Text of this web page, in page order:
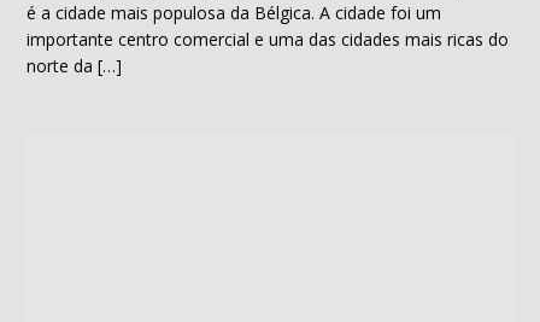
é a cidade mais populosa da Bélgica. A cidade foi um
importante centro comercial e uma das cidades mais ricas do
norte da […]